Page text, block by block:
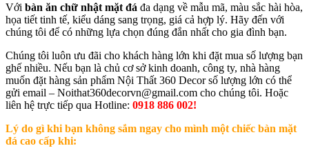
Với bàn ăn chữ nhật mặt đá đa dạng về mẫu mã, màu sắc hài hòa,
họa tiết tinh tế, kiểu dáng sang trọng, giá cả hợp lý. Hãy đến với
chúng tôi để có những lựa chọn đúng đắn nhất cho gia đình bạn.
Chúng tôi luôn ưu đãi cho khách hàng lớn khi đặt mua số lượng bạn
ghế nhiều. Nếu bạn là chủ cơ sở kinh doanh, công ty, nhà hàng
muốn đặt hàng sản phẩm Nội Thất 360 Decor số lượng lớn có thể
gửi email – Noithat360decorvn@gmail.com cho chúng tôi. Hoặc
liên hệ trực tiếp qua Hotline: 0918 886 002!
Lý do gì khi bạn không sắm ngay cho mình một chiếc bàn mặt
đá cao cấp khi: